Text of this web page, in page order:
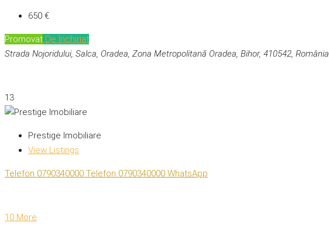
650 €
Promovat De închiriat
Strada Nojoridului, Salca, Oradea, Zona Metropolitană Oradea, Bihor, 410542, România
13
Prestige Imobiliare
View Listings
Telefon 0790340000 Telefon 0790340000 WhatsApp
10 More